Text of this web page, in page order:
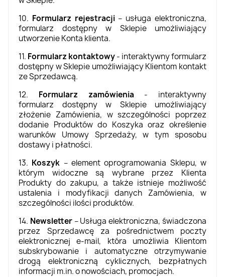
10. Formularz rejestracji– usługa elektroniczna,
formularz dostępny w Sklepie umożliwiający
utworzenie Konta klienta.
11. Formularz kontaktowy- interaktywny formularz
dostępny w Sklepie umożliwiający Klientom kontakt
ze Sprzedawcą.
12. Formularz zamówienia - interaktywny
formularz dostępny w Sklepie umożliwiający
złożenie Zamówienia, w szczególności poprzez
dodanie Produktów do Koszyka oraz określenie
warunków Umowy Sprzedaży, w tym sposobu
dostawy i płatności.
13. Koszyk – element oprogramowania Sklepu, w
którym widoczne są wybrane przez Klienta
Produkty do zakupu, a także istnieje możliwość
ustalenia i modyfikacji danych Zamówienia, w
szczególności ilości produktów.
14. Newsletter– Usługa elektroniczna, świadczona
przez Sprzedawcę za pośrednictwem poczty
elektronicznej e-mail, która umożliwia Klientom
subskrybowanie i automatyczne otrzymywanie
drogą elektroniczną cyklicznych, bezpłatnych
informacji m.in. o nowościach, promocjach.